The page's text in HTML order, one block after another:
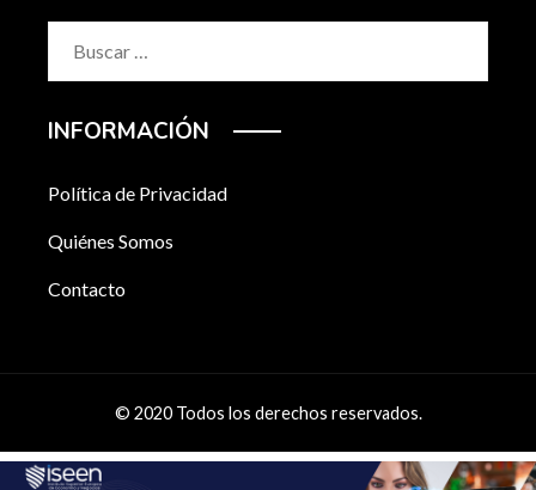
INFORMACIÓN
Política de Privacidad
Quiénes Somos
Contacto
© 2020 Todos los derechos reservados.